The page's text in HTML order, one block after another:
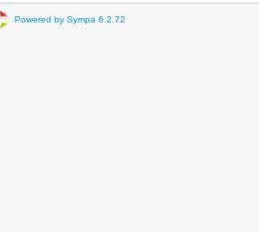
Powered by Sympa 6.2.72